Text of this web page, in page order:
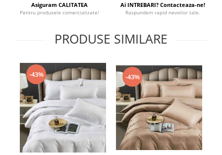
Asiguram CALITATEA
Pentru produsele comercializate!
Ai INTREBARI? Contacteaza-ne!
Raspundem rapid nevoilor tale.
PRODUSE SIMILARE
-43% -43%